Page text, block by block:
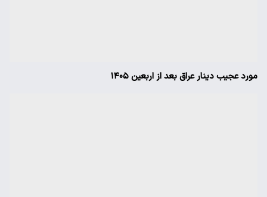
مورد عجیب دینار عراق بعد از اربعین ۱۴۰۵